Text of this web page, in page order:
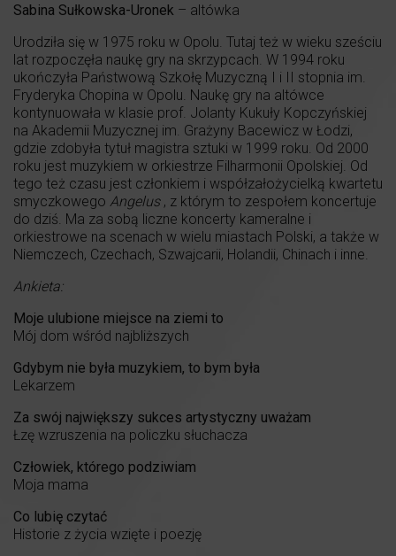
Sabina Sułkowska-Uronek – altówka
Urodziła się w 1975 roku w Opolu. Tutaj też w wieku sześciu
lat rozpoczęła naukę gry na skrzypcach. W 1994 roku
ukończyła Państwową Szkołę Muzyczną I i II stopnia im.
Fryderyka Chopina w Opolu. Naukę gry na altówce
kontynuowała w klasie prof. Jolanty Kukuły Kopczyńskiej
na Akademii Muzycznej im. Grażyny Bacewicz w Łodzi,
gdzie zdobyła tytuł magistra sztuki w 1999 roku. Od 2000
roku jest muzykiem w orkiestrze Filharmonii Opolskiej. Od
tego też czasu jest członkiem i współzałożycielką kwartetu
smyczkowego Angelus, z którym to zespołem koncertuje
do dziś. Ma za sobą liczne koncerty kameralne i
orkiestrowe na scenach w wielu miastach Polski, a także w
Niemczech, Czechach, Szwajcarii, Holandii, Chinach i inne.
Ankieta:
Moje ulubione miejsce na ziemi to
Mój dom wśród najbliższych
Gdybym nie była muzykiem, to bym była
Lekarzem
Za swój największy sukces artystyczny uważam
Łzę wzruszenia na policzku słuchacza
Człowiek, którego podziwiam
Moja mama
Co lubię czytać
Historie z życia wzięte i poezję